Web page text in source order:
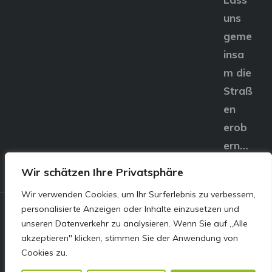
Wir schätzen Ihre Privatsphäre
Wir verwenden Cookies, um Ihr Surferlebnis zu verbessern,
personalisierte Anzeigen oder Inhalte einzusetzen und
unseren Datenverkehr zu analysieren. Wenn Sie auf „Alle
akzeptieren" klicken, stimmen Sie der Anwendung von
Cookies zu.
uns
geme
insa
m die
Straß
en
erob
ern…
© E&S Motors GmbH,
Linzer Straße 83 4240
Freistadt